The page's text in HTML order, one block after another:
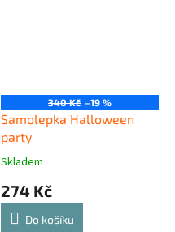
340 Kč –19 %
Samolepka Halloween
party
Skladem
274 Kč
Do košíku